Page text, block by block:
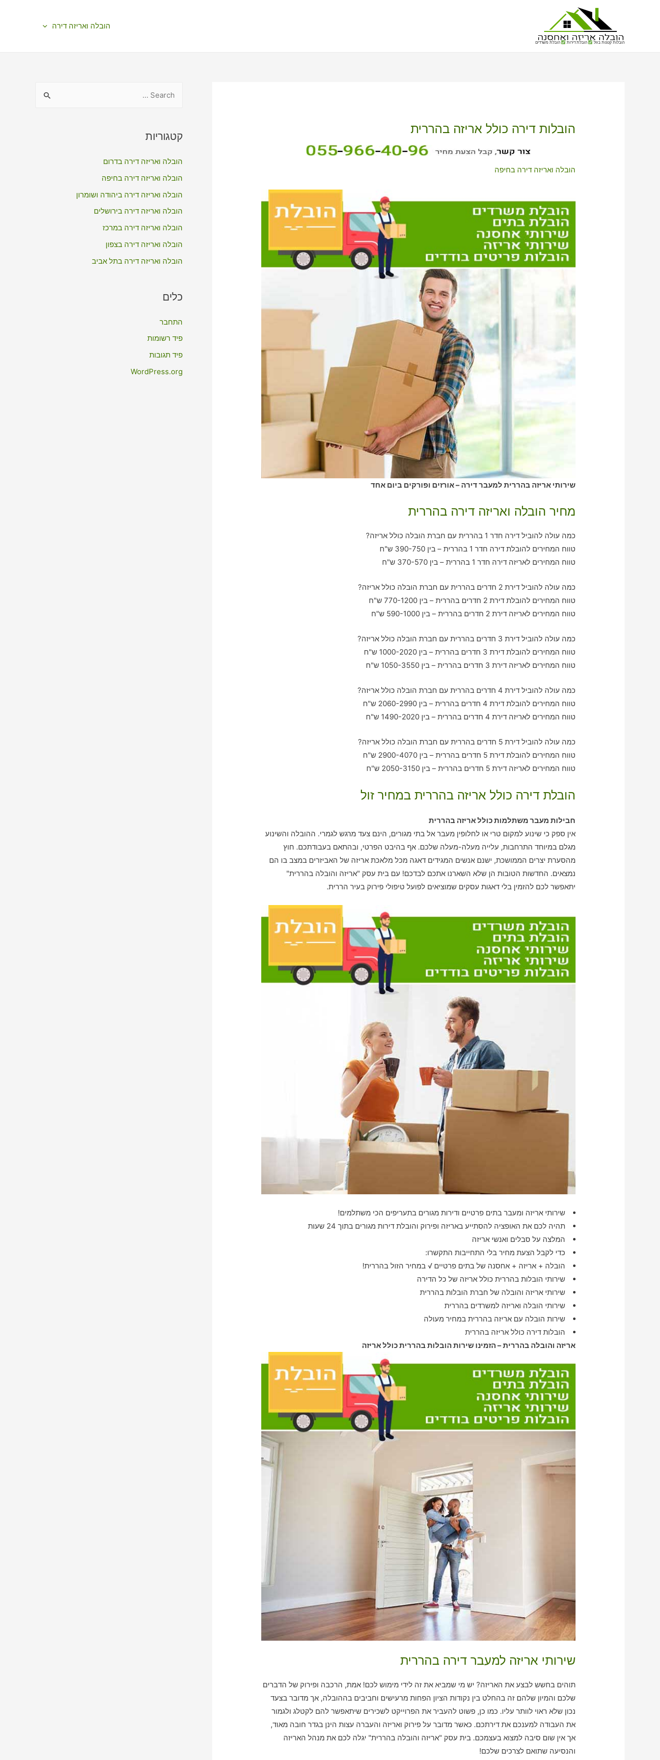
הובלות קטנות בזול הובלת דירות הובלת משרדים
הובלה ואריזה דירה
הובלות דירה כולל אריזה בהררית
הובלה ואריזה דירה בחיפה
שירותי אריזה בהררית למעבר דירה – אורזים ופורקים ביום אחד
מחיר הובלה ואריזה דירה בהררית
כמה עולה להוביל דירה חדר 1 בהררית עם חברת הובלה כולל אריזה?
טווח המחירים להובלת דירה חדר 1 בהררית – בין 390-750 ש"ח
טווח המחירים לאריזה דירה חדר 1 בהררית – בין 370-570 ש"ח
כמה עולה להוביל דירת 2 חדרים בהררית עם חברת הובלה כולל אריזה?
טווח המחירים להובלת דירת 2 חדרים בהררית – בין 770-1200 ש"ח
טווח המחירים לאריזה דירת 2 חדרים בהררית – בין 590-1000 ש"ח
כמה עולה להוביל דירת 3 חדרים בהררית עם חברת הובלה כולל אריזה?
טווח המחירים להובלת דירת 3 חדרים בהררית – בין 1000-2020 ש"ח
טווח המחירים לאריזה דירת 3 חדרים בהררית – בין 1050-3550 ש"ח
כמה עולה להוביל דירת 4 חדרים בהררית עם חברת הובלה כולל אריזה?
טווח המחירים להובלת דירת 4 חדרים בהררית – בין 2060-2990 ש"ח
טווח המחירים לאריזה דירת 4 חדרים בהררית – בין 1490-2020 ש"ח
כמה עולה להוביל דירת 5 חדרים בהררית עם חברת הובלה כולל אריזה?
טווח המחירים להובלת דירת 5 חדרים בהררית – בין 2900-4070 ש"ח
טווח המחירים לאריזה דירת 5 חדרים בהררית – בין 2050-3150 ש"ח
הובלת דירה כולל אריזה בהררית במחיר זול
חבילות מעבר משתלמות כולל אריזה בהררית
אין ספק כי שינוע למקום טרי או לחלופין מעבר אל בתי מגורים, הינם צעד מרגש לגמרי. ההובלה והשינוע
מגלם במיוחד התרחבות, עלייה מעלה-מעלה שלכם. אף בהיבט הפרטי, ובהתאם בעבודתכם. חוץ
מהסערת יצרים הממושכת, ישנם אנשים המגידים דאגה מכל מלאכת אריזה של האביזרים במצב בו הם
נמצאים. החדשות הטובות הן שלא השארנו אתכם לבדכם! עם בית עסק "אריזה והובלה בהררית"
יתאפשר לכם להזמין בלי דאגות עסקים שמוציאים לפועל טיפולי פירוק בעיר הררית.
שירותי אריזה ומעבר בתים פרטיים ודירות מגורים בתעריפים הכי משתלמים!
תהיה לכם את האופציה להסתייע באריזה ופירוק והובלת דירות מגורים בתוך 24 שעות
המלצה על סבלים ואנשי אריזה
כדי לקבל הצעת מחיר בלי התחייבות התקשרו:
הובלה + אריזה + אחסנה של בתים פרטיים √ במחיר הזול בהררית!
שירותי הובלות בהררית כולל אריזה של כל הדירה
שירותי אריזה והובלה של חברת הובלות בהררית
שירותי הובלה ואריזה למשרדים בהררית
שירות הובלה עם אריזה בהררית במחיר מעולה
הובלות דירה כולל אריזה בהררית
אריזה והובלה בהררית – הזמינו שירות הובלות בהררית כולל אריזה
שירותי אריזה למעבר דירה בהררית
תוהים בחשש לבצע את האריזה? יש מי שמביא את זה לידי מימוש לכם! אמת, הרכבה ופירוק של הדברים
שלכם והמיון שלהם זה בהחלט בין נקודות הציון הפחות מרעישים וחביבים בההובלה, אך מדובר בצעד
נכון שלא ראוי לוותר עליו. כמו כן, פשוט להעביר את הפרוייקט לשכירים שיתאפשר להם לקטלג ולגמור
את העבודה למענכם את דירתכם. כאשר מדובר על פירוק ואריזה והעברה עצות הינן בגדר חובה מאוד,
אך אין שום סיבה למצוא בעצמכם. בית עסק "אריזה והובלה בהררית" יגלה לכם את מנהל האריזה
והנסיעה שתואם לצרכים שלכם!
r
h
f
o
קטגוריות
הובלה ואריזה דירה בדרום
הובלה ואריזה דירה בחיפה
הובלה ואריזה דירה ביהודה ושומרון
הובלה ואריזה דירה בירושלים
הובלה ואריזה דירה במרכז
הובלה ואריזה דירה בצפון
הובלה ואריזה דירה בתל אביב
כלים
התחבר
פיד רשומות
פיד תגובות
WordPress.org